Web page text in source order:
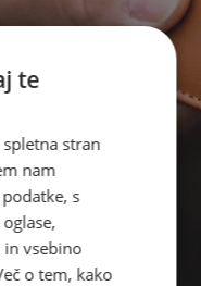
te
stran
nam
s
in vsebino
o tem, kako